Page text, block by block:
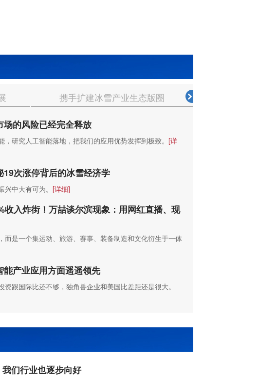
携手扩建冰雪产业生态版圈
的风险已经完全释放
，研究人工智能落地，把我们的应用优势发挥到极致。 [详
次涨停背后的冰雪经济学
中大有可为。 [详细]
收入炸街！万喆谈尔滨现象：用网红直播、现
而是一个集运动、旅游、赛事、装备制造和文化衍生于一体
产业应用方面遥遥领先
资跟国际比还不够，独角兽企业和美国比差距还是很大。
们行业也逐步向好